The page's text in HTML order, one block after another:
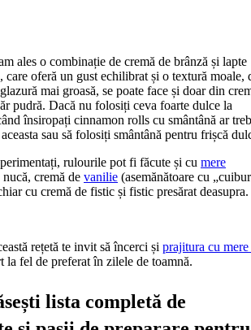
ales o combinație de cremă de brânză și lapte
care oferă un gust echilibrat și o textură moale,
mai groasă, se poate face și doar din
pudră. Dacă nu folosiți ceva foarte dulce la
însiropați cinnamon rolls cu smântână ar
sau să folosiți smântână pentru frișcă
rulourile pot fi făcute și cu mere
cremă de vanilie (asemănătoare cu
cu cremă de fistic și fistic presărat deasupra.
rețetă te invit să încerci și prajitura cu
la fel de preferat în zilele de toamnă.
lista completă de